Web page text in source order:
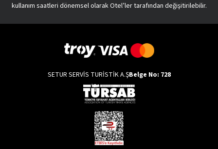
kullanım saatleri dönemsel olarak Otel’ler tarafından değişitirilebilir.
SETUR SERVİS TURİSTİK A.ŞBelge No: 728